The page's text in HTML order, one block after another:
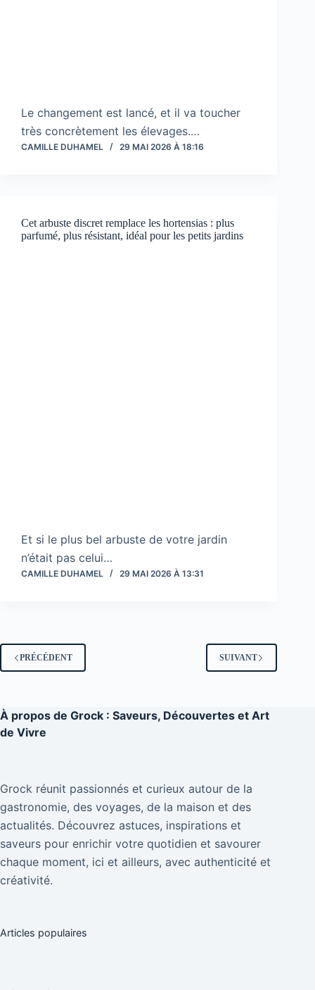
Le changement est lancé, et il va toucher
très concrètement les élevages.…
CAMILLE DUHAMEL 29 MAI 2026 À 18:16
Cet arbuste discret remplace les hortensias : plus
parfumé, plus résistant, idéal pour les petits jardins
Et si le plus bel arbuste de votre jardin
n’était pas celui…
CAMILLE DUHAMEL 29 MAI 2026 À 13:31
PRÉCÉDENT SUIVANT
À propos de Grock : Saveurs, Découvertes et Art
de Vivre
Grock réunit passionnés et curieux autour de la
gastronomie, des voyages, de la maison et des
actualités. Découvrez astuces, inspirations et
saveurs pour enrichir votre quotidien et savourer
chaque moment, ici et ailleurs, avec authenticité et
créativité.
Articles populaires